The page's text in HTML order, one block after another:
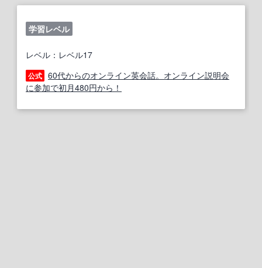
学習レベル
レベル：レベル17
公式 60代からのオンライン英会話。オンライン説明会
に参加で初月480円から！